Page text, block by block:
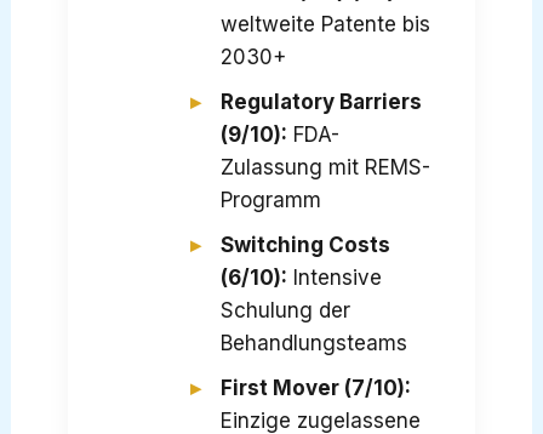
weltweite Patente bis
2030+
Regulatory Barriers
(9/10): FDA-
Zulassung mit REMS-
Programm
Switching Costs
(6/10): Intensive
Schulung der
Behandlungsteams
First Mover (7/10):
Einzige zugelassene